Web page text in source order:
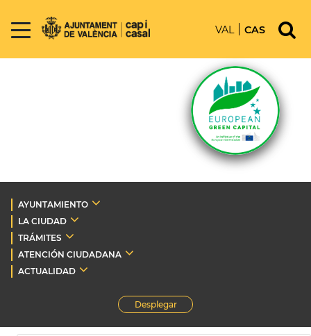
VAL CAS
AYUNTAMIENTO
LA CIUDAD
TRÁMITES
ATENCIÓN CIUDADANA
ACTUALIDAD
Desplegar